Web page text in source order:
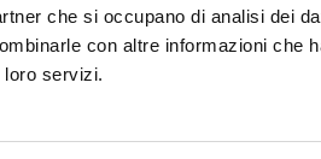
che si occupano di analisi dei
con altre informazioni che
servizi.